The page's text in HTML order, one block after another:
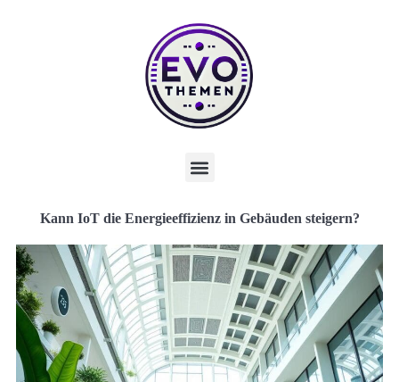
Kann IoT die Energieeffizienz in Gebäuden steigern?